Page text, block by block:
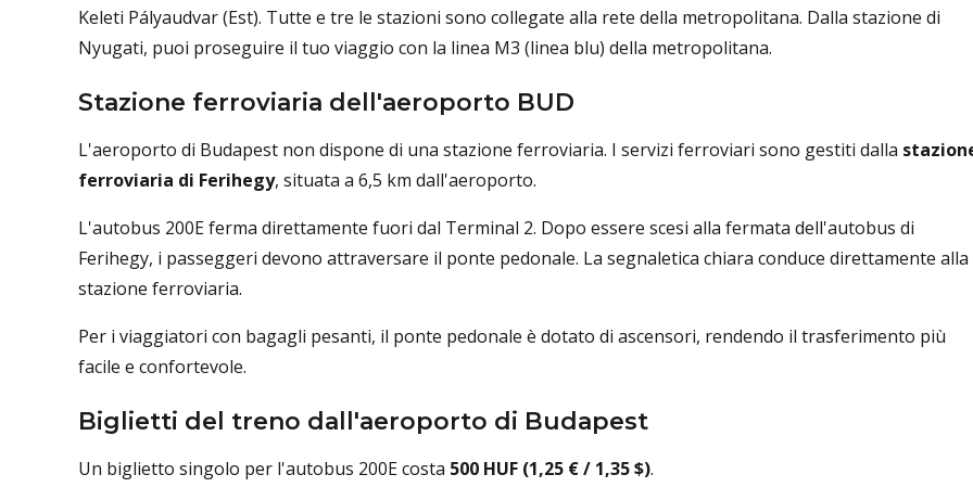
Keleti Pályaudvar (Est). Tutte e tre le stazioni sono collegate alla rete della metropolitana. Dalla stazione di
Nyugati, puoi proseguire il tuo viaggio con la linea M3 (linea blu) della metropolitana.
Stazione ferroviaria dell'aeroporto BUD
L'aeroporto di Budapest non dispone di una stazione ferroviaria. I servizi ferroviari sono gestiti dalla
ferroviaria di Ferihegy, situata a 6,5 ​​km dall'aeroporto.
L'autobus 200E ferma direttamente fuori dal Terminal 2. Dopo essere scesi alla fermata dell'autobus di
Ferihegy, i passeggeri devono attraversare il ponte pedonale. La segnaletica chiara conduce direttamente alla
stazione ferroviaria.
Per i viaggiatori con bagagli pesanti, il ponte pedonale è dotato di ascensori, rendendo il trasferimento più
facile e confortevole.
Biglietti del treno dall'aeroporto di Budapest
Un biglietto singolo per l'autobus 200E costa 500 HUF (1,25 € / 1,35 $).